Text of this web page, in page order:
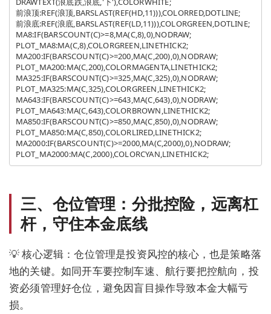
前浪顶:REF(浪顶,BARSLAST(REF(HD,11))),COLORRED,DOTLINE;
前浪底:REF(浪底,BARSLAST(REF(LD,11))),COLORGREEN,DOTLINE;
MA8:IF(BARSCOUNT(C)>=8,MA(C,8),0),NODRAW;
PLOT_MA8:MA(C,8),COLORGREEN,LINETHICK2;
MA200:IF(BARSCOUNT(C)>=200,MA(C,200),0),NODRAW;
PLOT_MA200:MA(C,200),COLORMAGENTA,LINETHICK2;
MA325:IF(BARSCOUNT(C)>=325,MA(C,325),0),NODRAW;
PLOT_MA325:MA(C,325),COLORGREEN,LINETHICK2;
MA643:IF(BARSCOUNT(C)>=643,MA(C,643),0),NODRAW;
PLOT_MA643:MA(C,643),COLORBROWN,LINETHICK2;
MA850:IF(BARSCOUNT(C)>=850,MA(C,850),0),NODRAW;
PLOT_MA850:MA(C,850),COLORLIRED,LINETHICK2;
MA2000:IF(BARSCOUNT(C)>=2000,MA(C,2000),0),NODRAW;
三、仓位管理：分批控险，远离杠
杆，守住本金底线
💡 核心逻辑：仓位管理是投资风控的核心，也是策略落
地的关键。如同开车要控制车速、航行要把控航向，投
资必须管理好仓位，避免因盲目操作导致本金大幅亏
损。